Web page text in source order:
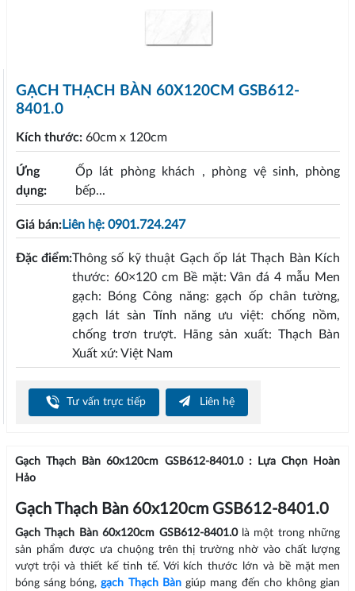
GẠCH THẠCH BÀN 60X120CM GSB612-
8401.0
Kích thước: 60cm x 120cm
Ứng
dụng:
Ốp lát phòng khách , phòng vệ sinh, phòng
bếp...
Giá bán:Liên hệ: 0901.724.247
Đặc điểm:Thông số kỹ thuật Gạch ốp lát Thạch Bàn Kích
thước: 60×120 cm Bề mặt: Vân đá 4 mẫu Men
gạch: Bóng Công năng: gạch ốp chân tường,
gạch lát sàn Tính năng ưu việt: chống nồm,
chống trơn trượt. Hãng sản xuất: Thạch Bàn
Xuất xứ: Việt Nam
Tư vấn trực tiếp Liên hệ
Gạch Thạch Bàn 60x120cm GSB612-8401.0 : Lựa Chọn Hoàn
Hảo
Gạch Thạch Bàn 60x120cm GSB612-8401.0
Gạch Thạch Bàn 60x120cm GSB612-8401.0 là một trong những
sản phẩm được ưa chuộng trên thị trường nhờ vào chất lượng
vượt trội và thiết kế tinh tế. Với kích thước lớn và bề mặt men
bóng sáng bóng,gạch Thạch Bàngiúp mang đến cho không gian